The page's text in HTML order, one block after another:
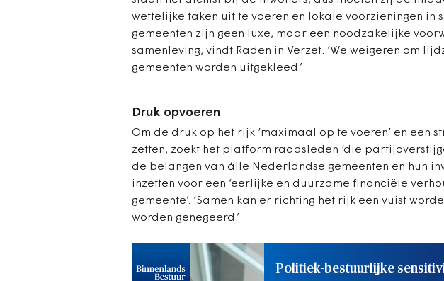
wettelijke taken uit te voeren en lokale voorzieningen in
gemeenten zijn geen luxe, maar een noodzakelijke
samenleving, vindt Raden in Verzet. ‘We weigeren om
gemeenten worden uitgekleed.’
Druk opvoeren
Om de druk op het rijk ‘maximaal op te voeren’ en een
zetten, zoekt het platform raadsleden ‘die
de belangen van álle Nederlandse gemeenten en hun
inzetten voor een ‘eerlijke en duurzame financiële
gemeente’. ‘Samen kan er richting het rijk een vuist
worden genegeerd.’
Politiek-bestuurlijke